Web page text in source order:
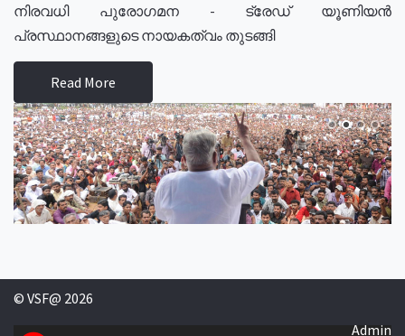
നിരവധി പുരോഗമന - ട്രേഡ് യൂണിയൻ
പ്രസ്ഥാനങ്ങളുടെ നായകത്വം തുടങ്ങി
Read More
© VSF@ 2026
Admin